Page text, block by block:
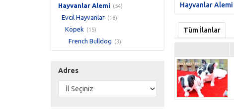
Hayvanlar Alemi (54)
Evcil Hayvanlar (18)
Köpek (15)
French Bulldog (3)
Adres
Hayvanlar Alemi
Tüm İlanlar